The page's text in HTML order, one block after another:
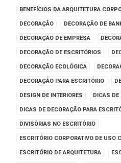
BENEFÍCIOS DA ARQUITETURA
DECORAÇÃO DECORAÇÃO DE
DECORAÇÃO DE EMPRESA
DECORAÇÃO DE ESCRITÓRIOS
DECORAÇÃO ECOLÓGICA
DECORAÇÃO PARA ESCRITÓRIO
DESIGN DE INTERIORES DICAS DE
DICAS DE DECORAÇÃO PARA
DIVISÓRIAS NO ESCRITÓRIO
ESCRITÓRIO CORPORATIVO DE USO
ESCRITÓRIO DE ARQUITETURA